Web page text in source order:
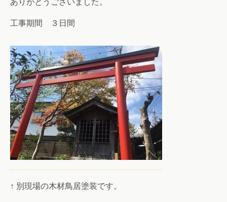
工事期間 ３日間
↑ 別現場の木材鳥居塗装です。